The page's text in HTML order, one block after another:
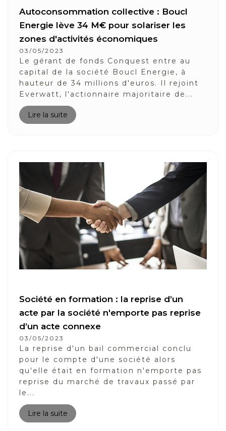
Autoconsommation collective : Boucl
Energie lève 34 M€ pour solariser les
zones d'activités économiques
03/05/2023
Le gérant de fonds Conquest entre au
capital de la société Boucl Energie, à
hauteur de 34 millions d'euros. Il rejoint
Everwatt, l'actionnaire majoritaire de...
Lire la suite
Société en formation : la reprise d’un
acte par la société n'emporte pas reprise
d’un acte connexe
03/05/2023
La reprise d'un bail commercial conclu
pour le compte d'une société alors
qu'elle était en formation n'emporte pas
reprise du marché de travaux passé par
le...
Lire la suite